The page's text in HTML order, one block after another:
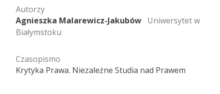
Autorzy
Agnieszka Malarewicz-Jakubów Uniwersytet w
Białymstoku
Czasopismo
Krytyka Prawa. Niezależne Studia nad Prawem